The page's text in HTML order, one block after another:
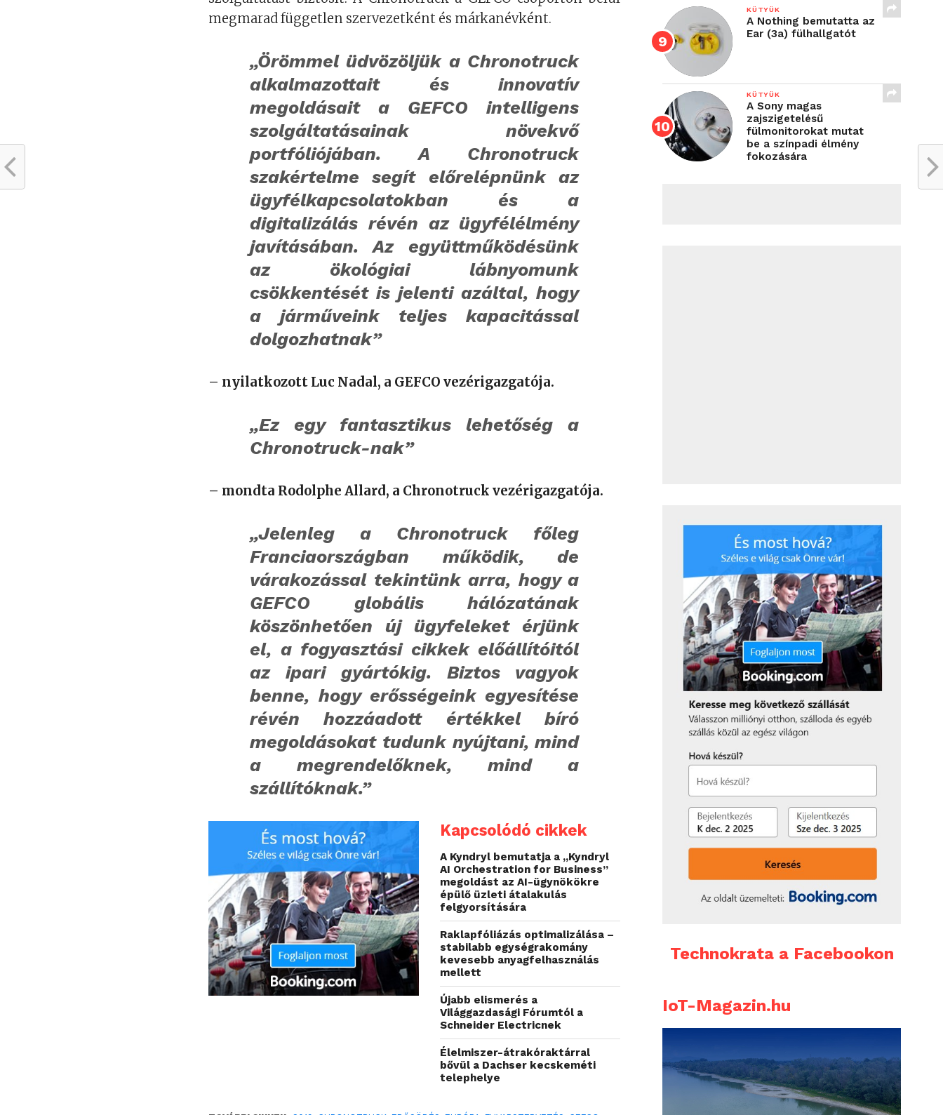
megmarad független szervezetként és márkanévként.
„Örömmel üdvözöljük a Chronotruck
alkalmazottait és innovatív
megoldásait a GEFCO intelligens
szolgáltatásainak növekvő
portfóliójában. A Chronotruck
szakértelme segít előrelépnünk az
ügyfélkapcsolatokban és a
digitalizálás révén az ügyfélélmény
javításában. Az együttműködésünk
az ökológiai lábnyomunk
csökkentését is jelenti azáltal, hogy
a járműveink teljes kapacitással
dolgozhatnak”
– nyilatkozott Luc Nadal, a GEFCO vezérigazgatója.
„Ez egy fantasztikus lehetőség a
Chronotruck-nak”
– mondta Rodolphe Allard, a Chronotruck vezérigazgatója.
„Jelenleg a Chronotruck főleg
Franciaországban működik, de
várakozással tekintünk arra, hogy a
GEFCO globális hálózatának
köszönhetően új ügyfeleket érjünk
el, a fogyasztási cikkek előállítóitól
az ipari gyártókig. Biztos vagyok
benne, hogy erősségeink egyesítése
révén hozzáadott értékkel bíró
megoldásokat tudunk nyújtani, mind
a megrendelőknek, mind a
szállítóknak.”
Kapcsolódó cikkek
A Kyndryl bemutatja a „Kyndryl
AI Orchestration for Business”
megoldást az AI-ügynökökre
épülő üzleti átalakulás
felgyorsítására
Raklapfóliázás optimalizálása –
stabilabb egységrakomány
kevesebb anyagfelhasználás
mellett
Újabb elismerés a
Világgazdasági Fórumtól a
Schneider Electricnek
Élelmiszer-átrakóraktárral
bővül a Dachser kecskeméti
telephelye
KÜTYÜK
A Nothing bemutatta az
Ear (3a) fülhallgatót
KÜTYÜK
A Sony magas
zajszigetelésű
fülmonitorokat mutat
be a színpadi élmény
fokozására
Technokrata a Facebookon
IoT-Magazin.hu